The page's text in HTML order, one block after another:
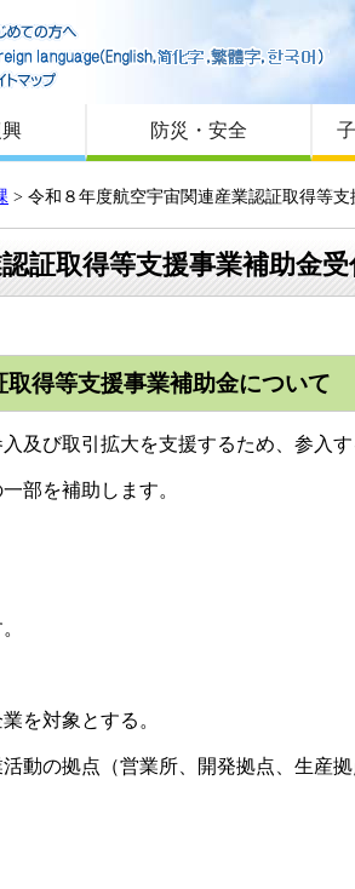
サ
防災・安全
> 令和８年度航空宇宙関連産業認証取得等支
証取得等支援事業補助金受
得等支援事業補助金について
及び取引拡大を支援するため、参入
部を補助します。
を対象とする。
の拠点（営業所、開発拠点、生産拠